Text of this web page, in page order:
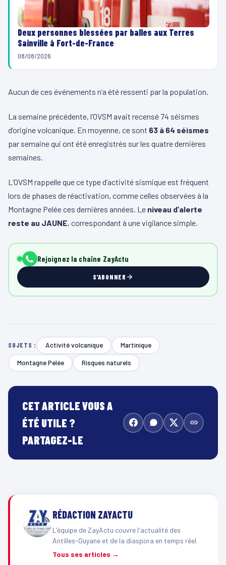
Deux personnes blessées par balles aux Terres
Sainville à Fort-de-France
08/08/2026
Aucun de ces événements n’a été ressenti par la population.
La semaine précédente, l’OVSM avait recensé 74 séismes
d’origine volcanique. En moyenne, ce sont 63 à 64 séismes
par semaine qui ont été enregistrés sur les quatre dernières
semaines.
L’OVSM rappelle que ce type d’activité sismique est fréquent
lors de phases de réactivation, comme celles observées à la
Montagne Pelée ces dernières années. Le niveau d’alerte
reste au JAUNE, correspondant à une vigilance simple.
Rejoignez la chaîne ZayActu
S'ABONNER
SUJETS : Activité volcanique Martinique
Montagne Pelée Risques naturels
CET ARTICLE VOUS A
ÉTÉ UTILE ?
PARTAGEZ-LE
RÉDACTION ZAYACTU
L'équipe de ZayActu couvre l'actualité des
Antilles-Guyane et de la diaspora en temps réel.
Tous ses articles →